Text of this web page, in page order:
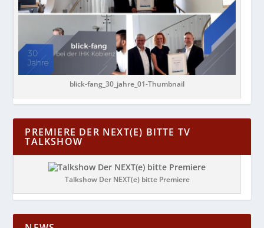
blick-fang_30_jahre_01-Thumbnail
PREMIERE DER NEXT(E) BITTE TV
TALKSHOW
Talkshow Der NEXT(e) bitte Premiere